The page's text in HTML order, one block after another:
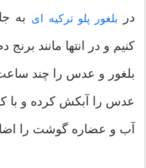
در بلغور پلو ترکیه ای به
کنیم و در انتها مانند
بلغور و عدس را چند
عدس را آبکش کرده و با
آب و عضاره گوشت را